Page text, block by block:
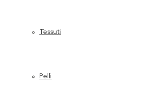
Tessuti
Pelli